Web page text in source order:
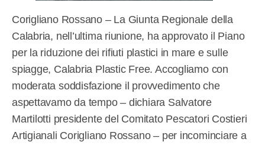
Corigliano Rossano – La Giunta Regionale della
Calabria, nell’ultima riunione, ha approvato il Piano
per la riduzione dei rifiuti plastici in mare e sulle
spiagge, Calabria Plastic Free. Accogliamo con
moderata soddisfazione il provvedimento che
aspettavamo da tempo – dichiara Salvatore
Martilotti presidente del Comitato Pescatori Costieri
Artigianali Corigliano Rossano – per incominciare a